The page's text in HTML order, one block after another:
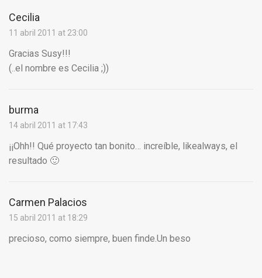
Cecilia
11 abril 2011 at 23:00
Gracias Susy!!!
(..el nombre es Cecilia ;))
burma
14 abril 2011 at 17:43
¡¡Ohh!! Qué proyecto tan bonito… increíble, likealways, el
resultado 🙂
Carmen Palacios
15 abril 2011 at 18:29
precioso, como siempre, buen finde.Un beso